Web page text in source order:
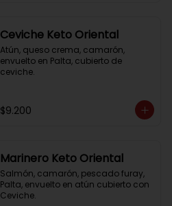
Ceviche Keto Oriental
Atún, queso crema, camarón,
envuelto en Palta, cubierto de
ceviche.
$9.200
Marinero Keto Oriental
Salmón, camarón, pescado furay,
Palta, envuelto en atún cubierto con
Ceviche.